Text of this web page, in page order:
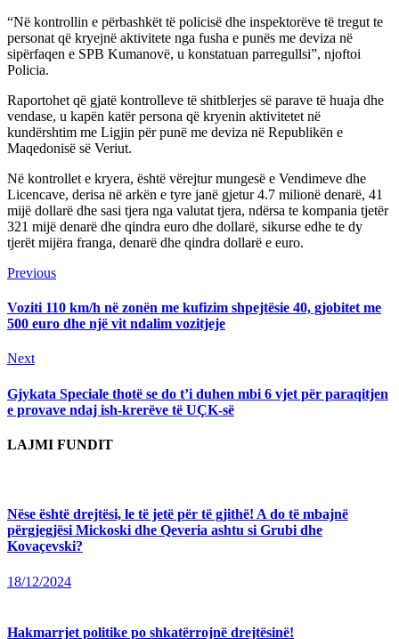
“Në kontrollin e përbashkët të policisë dhe inspektorëve të tregut te
personat që kryejnë aktivitete nga fusha e punës me deviza në
sipërfaqen e SPB Kumanovë, u konstatuan parregullsi”, njoftoi
Policia.
Raportohet që gjatë kontrolleve të shitblerjes së parave të huaja dhe
vendase, u kapën katër persona që kryenin aktivitetet në
kundërshtim me Ligjin për punë me deviza në Republikën e
Maqedonisë së Veriut.
Në kontrollet e kryera, është vërejtur mungesë e Vendimeve dhe
Licencave, derisa në arkën e tyre janë gjetur 4.7 milionë denarë, 41
mijë dollarë dhe sasi tjera nga valutat tjera, ndërsa te kompania tjetër
321 mijë denarë dhe qindra euro dhe dollarë, sikurse edhe te dy
tjerët mijëra franga, denarë dhe qindra dollarë e euro.
Continue
Reading
PreviousPrevious
Voziti 110 km/h në zonën me kufizim shpejtësie 40, gjobitet me
500 euro dhe një vit ndalim vozitjeje
NextNext
Gjykata Speciale thotë se do t’i duhen mbi 6 vjet për paraqitjen
e provave ndaj ish-krerëve të UÇK-së
LAJMI FUNDIT
Nëse është drejtësi, le të jetë për të gjithë! A do të mbajnë
përgjegjësi Mickoski dhe Qeveria ashtu si Grubi dhe
Kovaçevski?
18/12/2024
Hakmarrjet politike po shkatërrojnë drejtësinë!